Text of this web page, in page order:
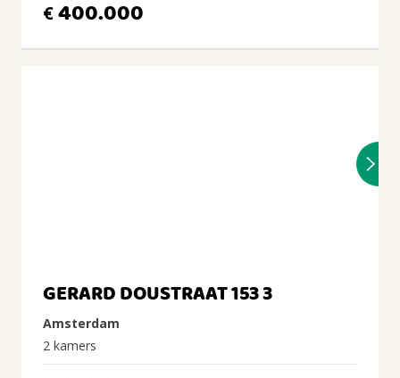
€400.000
GERARD DOUSTRAAT 153 3
Amsterdam
2 kamers